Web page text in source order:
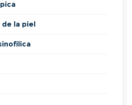
la piel